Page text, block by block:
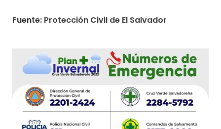
Fuente: Protección Civil de El Salvador